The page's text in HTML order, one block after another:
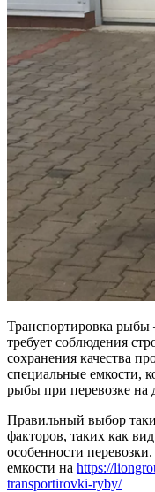
Транспортировка
требует соблюдения
сохранения качества
специальные емкости,
рыбы при перевозке на
Правильный выбор
факторов, таких как
особенности
емкости на https://
transportirovki-ryby/